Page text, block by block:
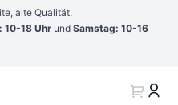
alte Qualität.
10-18 Uhr und Samstag: 10-16